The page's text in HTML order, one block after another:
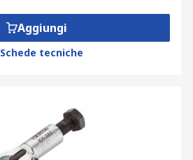
Aggiungi
Schede tecniche